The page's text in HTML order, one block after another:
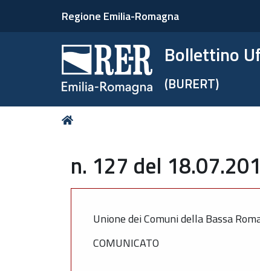
Regione Emilia-Romagna
Bollettino
(BURERT)
Tu
n. 127 del
Unione dei Comuni della Bassa
COMUNICATO